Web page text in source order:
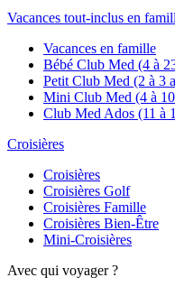
Vacances tout-inclus en
Vacances en famille
Bébé Club Med (4 à
Petit Club Med (2 à 3
Mini Club Med (4 à
Club Med Ados (11 à
Croisières
Croisières
Croisières Golf
Croisières Famille
Croisières Bien-Être
Mini-Croisières
Avec qui voyager ?